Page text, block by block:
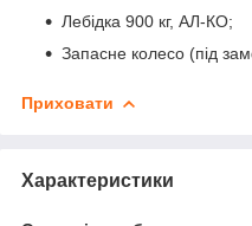
Лебідка 900 кг, АЛ-КО;
Запасне колесо (під
Приховати
Характеристики